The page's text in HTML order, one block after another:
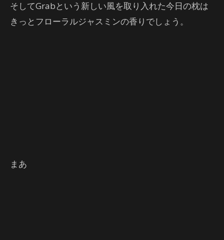
そしてGrabという新しい風を取り入れた今日の枕は
きっとフローラルジャスミンの香りでしょう。
まあ